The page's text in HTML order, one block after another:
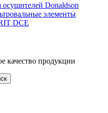
осушителей Donaldson
элементы
DCE
качество продукции